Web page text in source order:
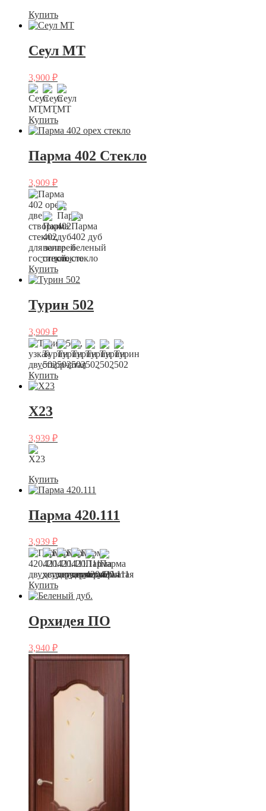
Купить
Сеул MT
3,900 ₽
Купить
Парма 402 Стекло
3,909 ₽
Купить
Турин 502
3,909 ₽
Купить
X23
3,939 ₽
Купить
Парма 420.111
3,939 ₽
Купить
Орхидея ПО
3,940 ₽